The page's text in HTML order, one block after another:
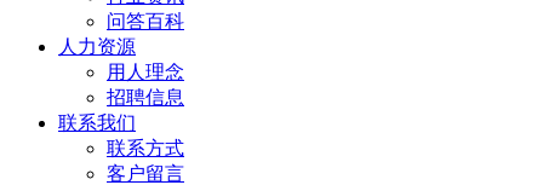
问答百科
人力资源
用人理念
招聘信息
联系我们
联系方式
客户留言